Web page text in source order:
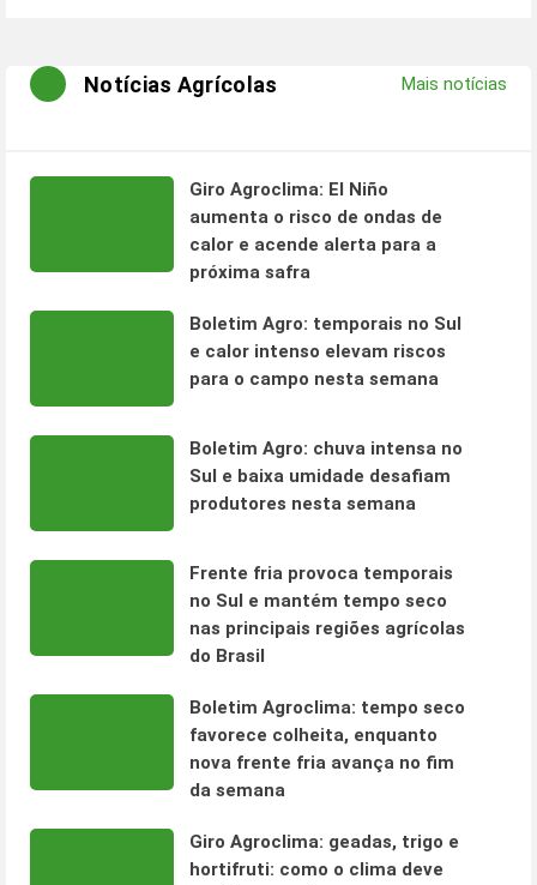
Notícias Agrícolas Mais notícias
Giro Agroclima: El Niño
aumenta o risco de ondas de
calor e acende alerta para a
próxima safra
Boletim Agro: temporais no Sul
e calor intenso elevam riscos
para o campo nesta semana
Boletim Agro: chuva intensa no
Sul e baixa umidade desafiam
produtores nesta semana
Frente fria provoca temporais
no Sul e mantém tempo seco
nas principais regiões agrícolas
do Brasil
Boletim Agroclima: tempo seco
favorece colheita, enquanto
nova frente fria avança no fim
da semana
Giro Agroclima: geadas, trigo e
hortifruti: como o clima deve